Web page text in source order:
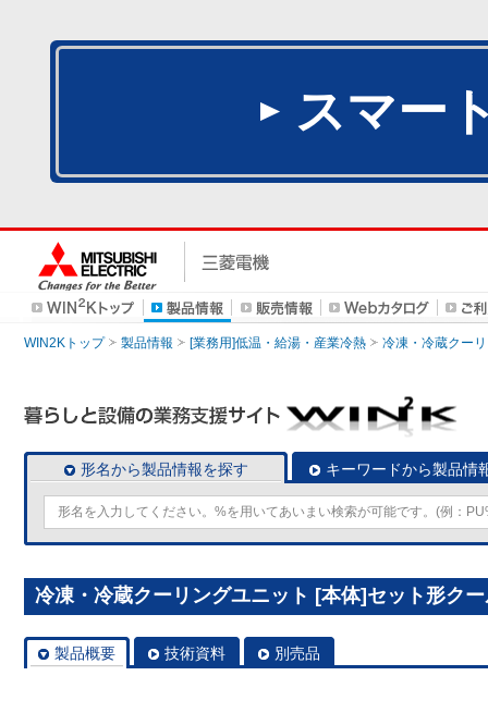
スマー
WIN2Kトップ 製品情報 [業務用]低温・給湯・産業冷熱 冷凍・冷蔵クー
形名から製品情報を探す キーワードから製品情
冷凍・冷蔵クーリングユニット [本体]セット形ク
製品概要 技術資料 別売品